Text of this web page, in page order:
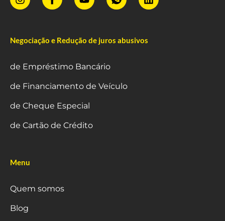
Negociação e Redução de juros abusivos
de Empréstimo Bancário
de Financiamento de Veículo
de Cheque Especial
de Cartão de Crédito
Menu
Quem somos
Blog